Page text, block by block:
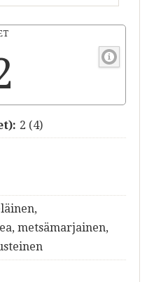
2 (4)
metsämarjainen,